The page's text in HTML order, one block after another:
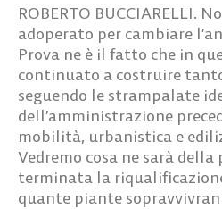
ROBERTO BUCCIARELLI.
adoperato per cambiare
Prova ne è il fatto che in
continuato a costruire
seguendo le strampalate
dell’amministrazione
mobilità, urbanistica e
Vedremo cosa ne sarà
terminata la
quante piante